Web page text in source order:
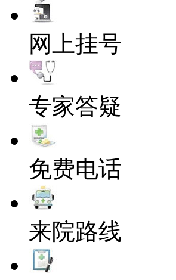
网上挂号
专家答疑
免费电话
来院路线